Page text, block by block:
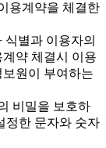
용계약을 체결한
별과 이용자의
약 체결시 이용
원이 부여하는
비밀을 보호하
정한 문자와 숫자